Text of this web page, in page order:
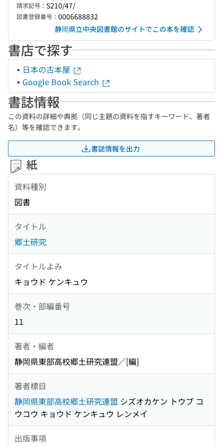
請求記号： S210/47/
図書登録番号： 0006688832
静岡県立中央図書館のサイトでこの本を確認
書店で探す
日本の古本屋
Google Book Search
書誌情報
この資料の詳細や典拠（同じ主題の資料を指すキーワード、著者
名）等を確認できます。
書誌情報を出力
紙
資料種別
図書
タイトル
郷土研究
タイトルよみ
キョウド ケンキュウ
巻次・部編番号
11
著者・編者
静岡県東部高校郷土研究連盟／[編]
著者標目
静岡県東部高校郷土研究連盟 シズオカケン トウブ コ
ウコウ キョウド ケンキュウ レンメイ
出版事項